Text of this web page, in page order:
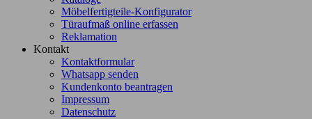
Möbelfertigteile-Konfigurator
Türaufmaß online erfassen
Reklamation
Kontakt
Kontaktformular
Whatsapp senden
Kundenkonto beantragen
Impressum
Datenschutz